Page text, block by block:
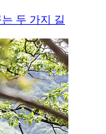
두 가지 길